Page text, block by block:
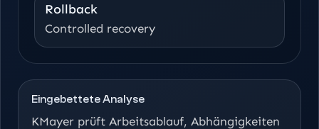
Rollback
Controlled recovery
Eingebettete Analyse
KMayer prüft Arbeitsablauf, Abhängigkeiten